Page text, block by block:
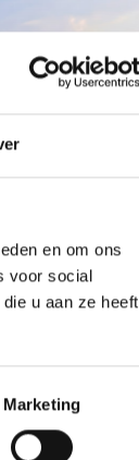
en om ons
voor social
u aan ze heeft
Marketing